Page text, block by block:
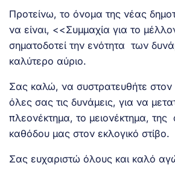
Προτείνω, το όνομα της νέας
να είναι, <<Συμμαχία για το
σηματοδοτεί την ενότητα των
καλύτερο αύριο.
Σας καλώ, να συστρατευθήτε
όλες σας τις δυνάμεις, για να
πλεονέκτημα, το μειονέκτημα,
καθόδου μας στον εκλογικό στίβο.
Σας ευχαριστώ όλους και καλό